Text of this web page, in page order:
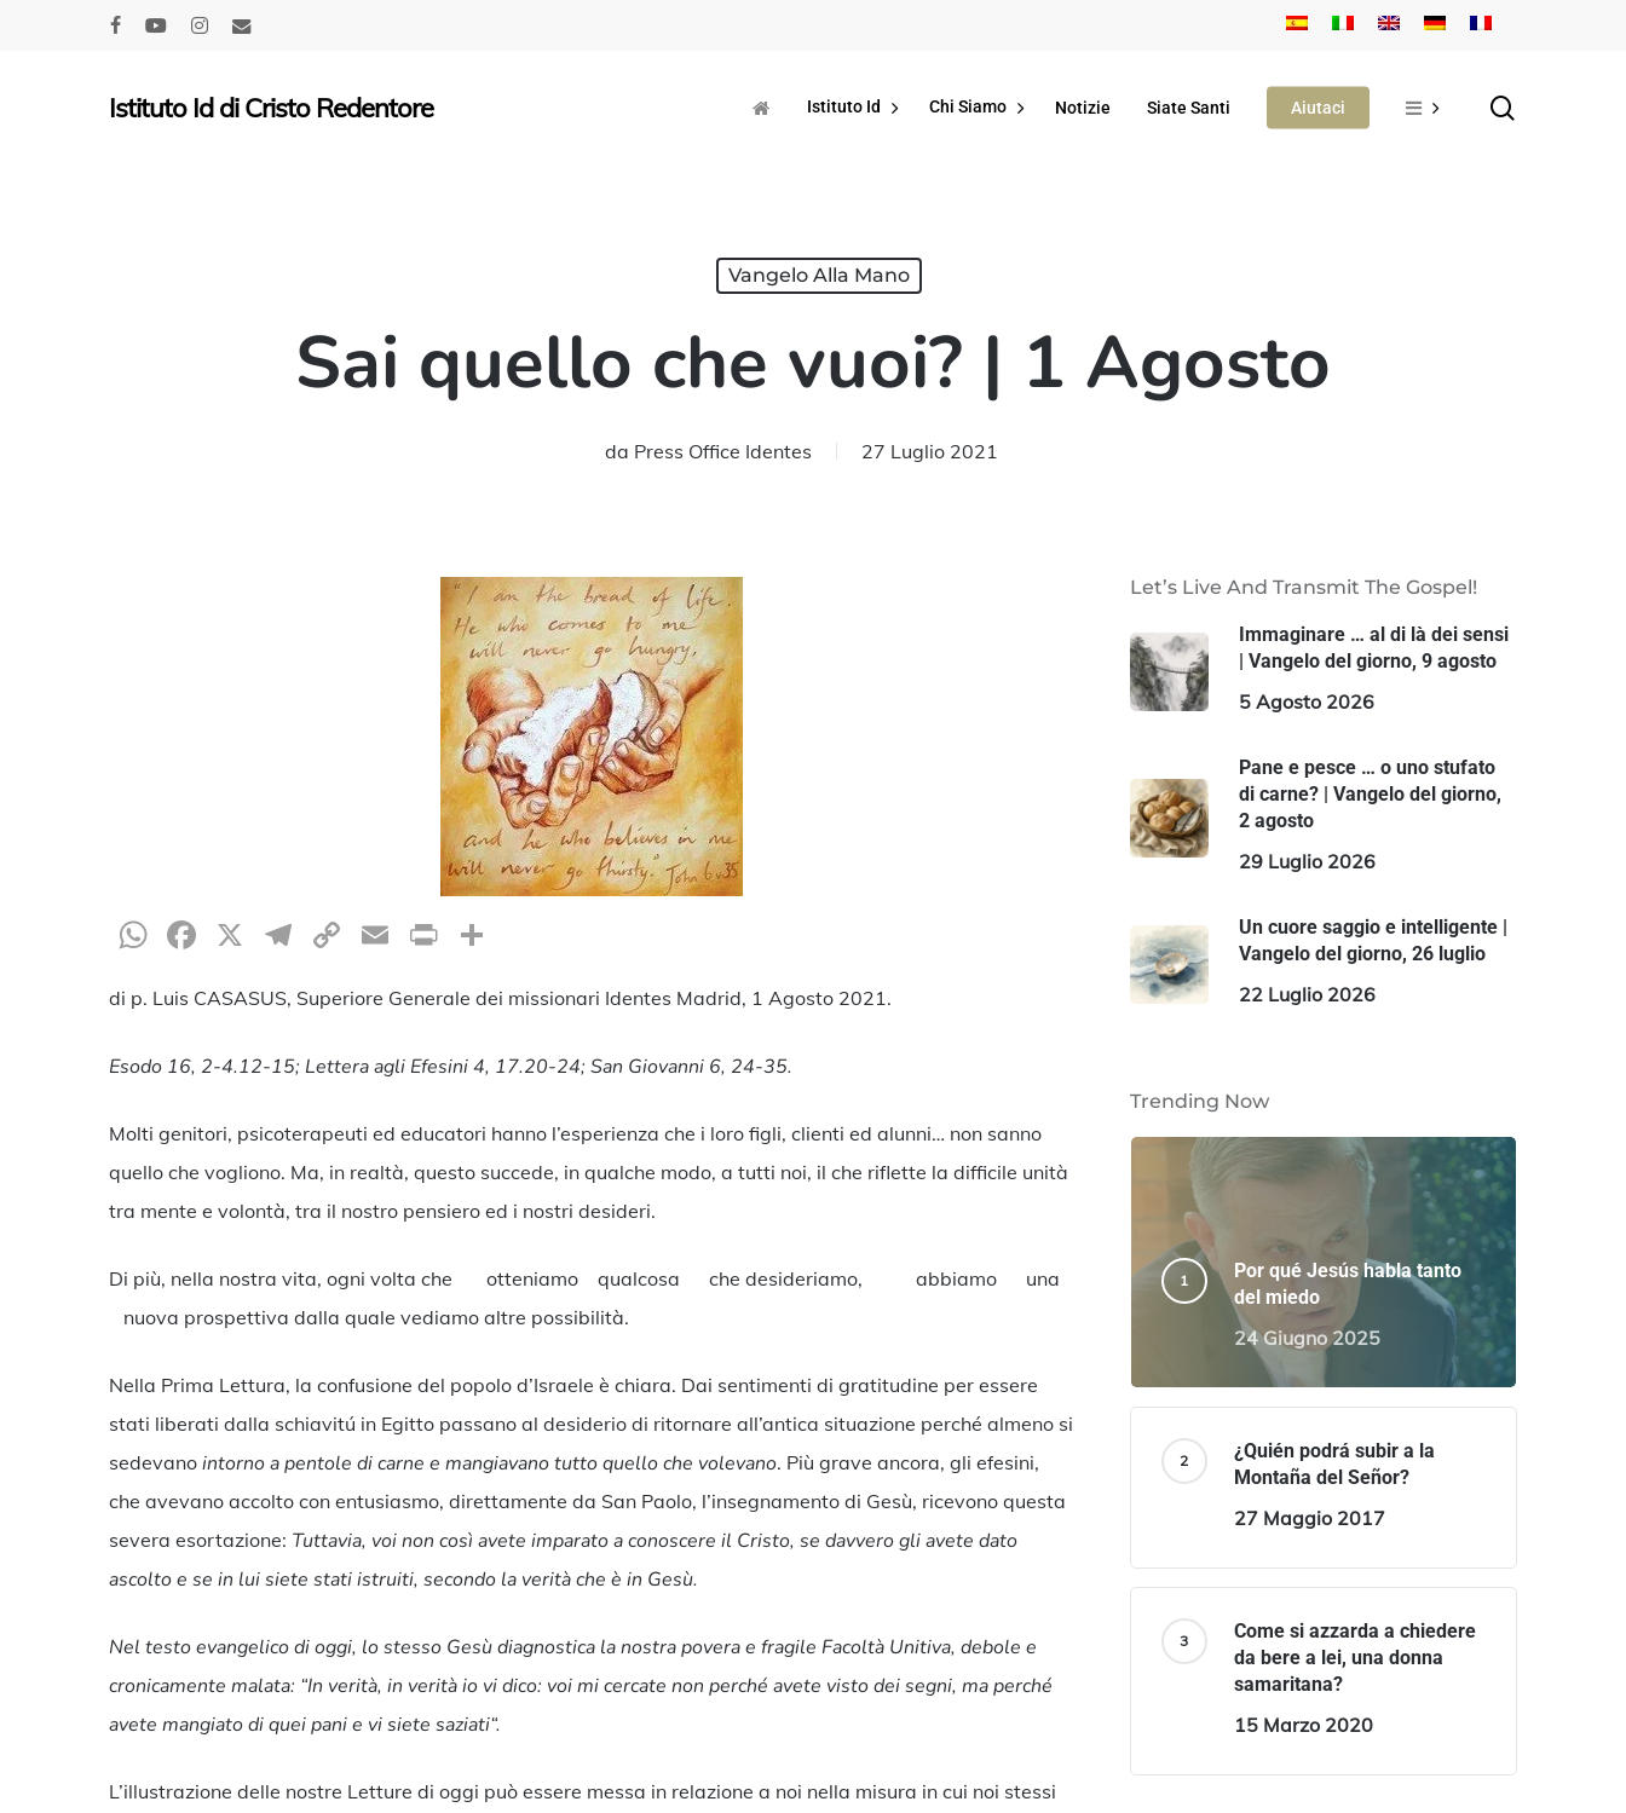
Istituto Id di Cristo Redentore Istituto Id Chi Siamo Notizie Siate Santi Aiutaci
Vangelo Alla Mano
Sai quello che vuoi? | 1 Agosto
da Press Office Identes 27 Luglio 2021
WhatsApp
Facebook
X Telegram
CopyEmailPrint
di p. Luis CASASUS, Superiore Generale dei missionari Identes Madrid, 1 Agosto 2021.
Esodo 16, 2-4.12-15; Lettera agli Efesini 4, 17.20-24; San Giovanni 6, 24-35.
Molti genitori, psicoterapeuti ed educatori hanno l’esperienza che i loro figli, clienti ed alunni… non sanno
quello che vogliono. Ma, in realtà, questo succede, in qualche modo, a tutti noi, il che riflette la difficile unità
tra mente e volontà, tra il nostro pensiero ed i nostri desideri.
Di più, nella nostra vita, ogni volta che otteniamo qualcosa che desideriamo, abbiamo una
nuova prospettiva dalla quale vediamo altre possibilità.
Nella Prima Lettura, la confusione del popolo d’Israele è chiara. Dai sentimenti di gratitudine per essere
stati liberati dalla schiavitú in Egitto passano al desiderio di ritornare all’antica situazione perché almeno si
sedevano intorno a pentole di carne e mangiavano tutto quello che volevano. Più grave ancora, gli efesini,
che avevano accolto con entusiasmo, direttamente da San Paolo, l’insegnamento di Gesù, ricevono questa
severa esortazione: Tuttavia, voi non così avete imparato a conoscere il Cristo, se davvero gli avete dato
ascolto e se in lui siete stati istruiti, secondo la verità che è in Gesù.
Nel testo evangelico di oggi, lo stesso Gesù diagnostica la nostra povera e fragile Facoltà Unitiva, debole e
cronicamente malata: “In verità, in verità io vi dico: voi mi cercate non perché avete visto dei segni, ma perché
avete mangiato di quei pani e vi siete saziati“.
L’illustrazione delle nostre Letture di oggi può essere messa in relazione a noi nella misura in cui noi stessi
Let’s Live And Transmit The Gospel!
Immaginare … al di là dei sensi
| Vangelo del giorno, 9 agosto
5 Agosto 2026
Pane e pesce … o uno stufato
di carne? | Vangelo del giorno,
2 agosto
29 Luglio 2026
Un cuore saggio e intelligente |
Vangelo del giorno, 26 luglio
22 Luglio 2026
Trending Now
Por qué Jesús habla tanto
del miedo
24 Giugno 2025
¿Quién podrá subir a la
Montaña del Señor?
27 Maggio 2017
Come si azzarda a chiedere
da bere a lei, una donna
samaritana?
15 Marzo 2020